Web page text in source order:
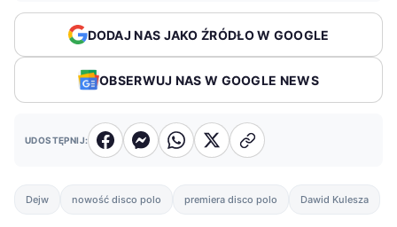
DODAJ NAS JAKO ŹRÓDŁO W GOOGLE
OBSERWUJ NAS W GOOGLE NEWS
UDOSTĘPNIJ:
Dejw nowość disco polo premiera disco polo Dawid Kulesza